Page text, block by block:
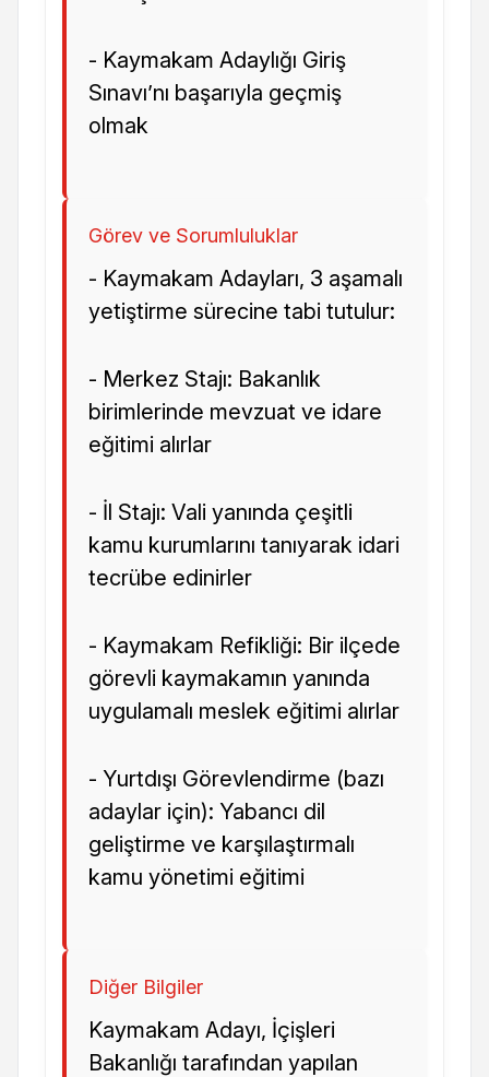
- Kaymakam Adaylığı Giriş
Sınavı’nı başarıyla geçmiş
olmak
Görev ve Sorumluluklar
- Kaymakam Adayları, 3 aşamalı
yetiştirme sürecine tabi tutulur:
- Merkez Stajı: Bakanlık
birimlerinde mevzuat ve idare
eğitimi alırlar
- İl Stajı: Vali yanında çeşitli
kamu kurumlarını tanıyarak idari
tecrübe edinirler
- Kaymakam Refikliği: Bir ilçede
görevli kaymakamın yanında
uygulamalı meslek eğitimi alırlar
- Yurtdışı Görevlendirme (bazı
adaylar için): Yabancı dil
geliştirme ve karşılaştırmalı
kamu yönetimi eğitimi
Diğer Bilgiler
Kaymakam Adayı, İçişleri
Bakanlığı tarafından yapılan